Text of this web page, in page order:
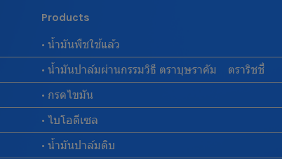
Products
• น้ำมันพืชใช้แล้ว
• น้ำมันปาล์มผ่านกรรมวิธี ตราบุษราคัม ตราริชชี่
• กรดไขมัน
• ไบโอดีเซล
• น้ำมันปาล์มดิบ